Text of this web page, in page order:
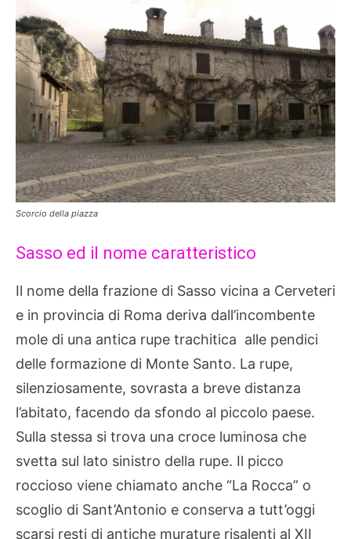
Scorcio della piazza
Sasso ed il nome caratteristico
Il nome della frazione di Sasso vicina a Cerveteri
e in provincia di Roma deriva dall’incombente
mole di una antica rupe trachitica alle pendici
delle formazione di Monte Santo. La rupe,
silenziosamente, sovrasta a breve distanza
l’abitato, facendo da sfondo al piccolo paese.
Sulla stessa si trova una croce luminosa che
svetta sul lato sinistro della rupe. Il picco
roccioso viene chiamato anche “La Rocca” o
scoglio di Sant’Antonio e conserva a tutt’oggi
scarsi resti di antiche murature risalenti al XII